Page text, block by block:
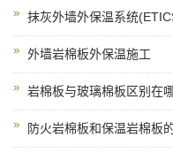
抹灰外墙外保温系统
外墙岩棉板外保温施工
岩棉板与玻璃棉板区别在哪
防火岩棉板和保温岩棉板